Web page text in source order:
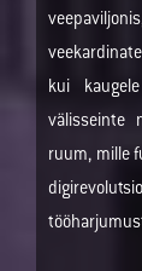
kui
välisseinte
ruum, mille